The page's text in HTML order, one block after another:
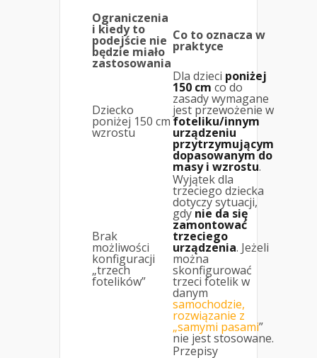
Ograniczenia
i kiedy to
podejście nie
będzie miało
zastosowania
Co to oznacza w
praktyce
Dziecko
poniżej 150 cm
wzrostu
Dla dzieci poniżej
150 cm co do
zasady wymagane
jest przewożenie w
foteliku/innym
urządzeniu
przytrzymującym
dopasowanym do
masy i wzrostu.
Brak
możliwości
konfiguracji
„trzech
fotelików”
Wyjątek dla
trzeciego dziecka
dotyczy sytuacji,
gdynie da się
zamontować
trzeciego
urządzenia. Jeżeli
można
skonfigurować
trzeci fotelik w
danym
samochodzie,
rozwiązanie z
„samymi pasami”
nie jest stosowane.
Przepisy